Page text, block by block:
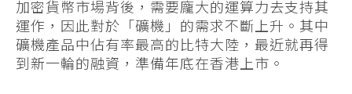
加密貨幣市場背後，需要龐大的運算力去支持其
運作，因此對於「礦機」的需求不斷上升。其中
礦機產品中佔有率最高的比特大陸，最近就再得
到新一輪的融資，準備年底在香港上市。